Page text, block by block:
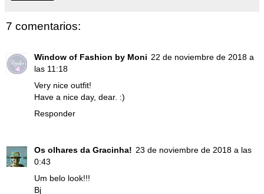
7 comentarios:
Window of Fashion by Moni 22 de noviembre de 2018 a
las 11:18
Very nice outfit!
Have a nice day, dear. :)
Responder
Os olhares da Gracinha! 23 de noviembre de 2018 a las
0:43
Um belo look!!!
Bj